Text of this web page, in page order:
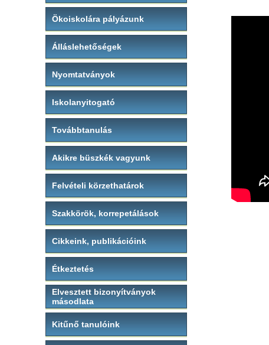
Ökoiskolára pályázunk
Álláslehetőségek
Nyomtatványok
Iskolanyitogató
Továbbtanulás
Akikre büszkék vagyunk
Felvételi körzethatárok
Szakkörök, korrepetálások
Cikkeink, publikációink
Étkeztetés
Elvesztett bizonyítványok
másodlata
Kitűnő tanulóink